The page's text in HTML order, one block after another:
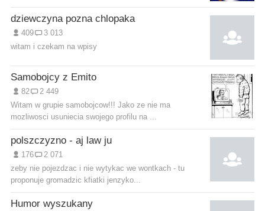
dziewczyna pozna chlopaka
409
3 013
witam i czekam na wpisy
Samobojcy z Emito
82
2 449
Witam w grupie samobojcow!!! Jako ze nie ma
mozliwosci usuniecia swojego profilu na ...
polszczyzno - aj law ju
176
2 071
zeby nie pojezdzac i nie wytykac we wontkach - tu
proponuje gromadzic kfiatki jenzyko...
Humor wyszukany